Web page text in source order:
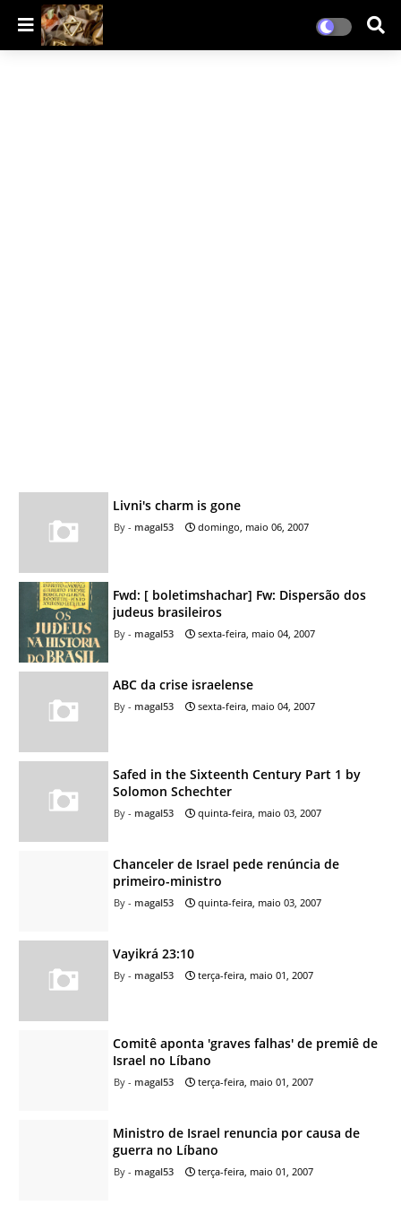
Livni's charm is gone
magal53 domingo, maio 06, 2007
Fwd: [ boletimshachar] Fw: Dispersão dos
judeus brasileiros
magal53 sexta-feira, maio 04, 2007
ABC da crise israelense
magal53 sexta-feira, maio 04, 2007
Safed in the Sixteenth Century Part 1 by
Solomon Schechter
magal53 quinta-feira, maio 03, 2007
Chanceler de Israel pede renúncia de
primeiro-ministro
magal53 quinta-feira, maio 03, 2007
Vayikrá 23:10
magal53 terça-feira, maio 01, 2007
Comitê aponta 'graves falhas' de premiê de
Israel no Líbano
magal53 terça-feira, maio 01, 2007
Ministro de Israel renuncia por causa de
guerra no Líbano
magal53 terça-feira, maio 01, 2007